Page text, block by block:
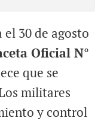
30 de agosto
Oficial N°
que se
militares
y control